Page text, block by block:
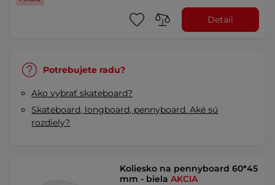
Detail
Potrebujete radu?
Ako vybrať skateboard?
Skateboard, longboard, pennyboard. Aké sú
rozdiely?
Koliesko na pennyboard 60*45
mm - bielaAKCIA